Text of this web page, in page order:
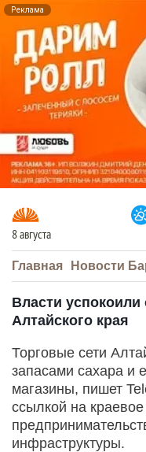
Реклама
8 августа
Главная Новости
Власти
Алтайского края
Торговые сети
запасами сахара и
магазины, пишет
ссылкой на
инфраструктуры.